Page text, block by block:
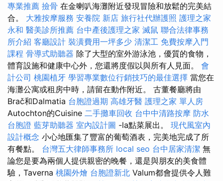
專業推薦 撿骨 在金喇叭海灘附近發現冒險和放鬆的完美結
合。 大雅按摩服務 安養院 新店 旅行社代辦護照 護理之家
永和 醫美診所推薦 台中產後護理之家 滅鼠 聯合法律事務
所介紹 客廳設計 裝潢費用一坪多少 清潔工 免費按摩入門
課程 骨導式助聽器 除了大型的室外游泳池，優質的食物，
體育設施和健康中心外，您還將度假以與所有人見面。 會
計公司 桃園植牙 學習專業數位行銷技巧的最佳選擇 當您在
海灘公寓或租房中時，請留在動作附近。 古董餐廳將由
Brač和Dalmatia 台胞證過期 高雄牙醫 護理之家 單人房
Autochton的Cuisine 二手攤車回收 台中中清路按摩 防水
台胞證 藍芽助聽器 室內設計圖 -la點菜展出。 現代風室內
設計概念 小心地匯集了豐富的葡萄酒表，完美地完成了所
有餐點。 台灣五大律師事務所 local seo 台中居家清潔 無
論您是要為兩個人提供親密的晚餐，還是與朋友的美食體
驗，Taverna 桃園外燴 台胞證新北 Valum都會提供令人難